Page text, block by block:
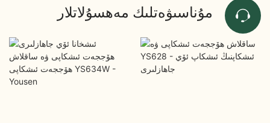
مۇناسىۋەتلىك مەھسۇلاتلار